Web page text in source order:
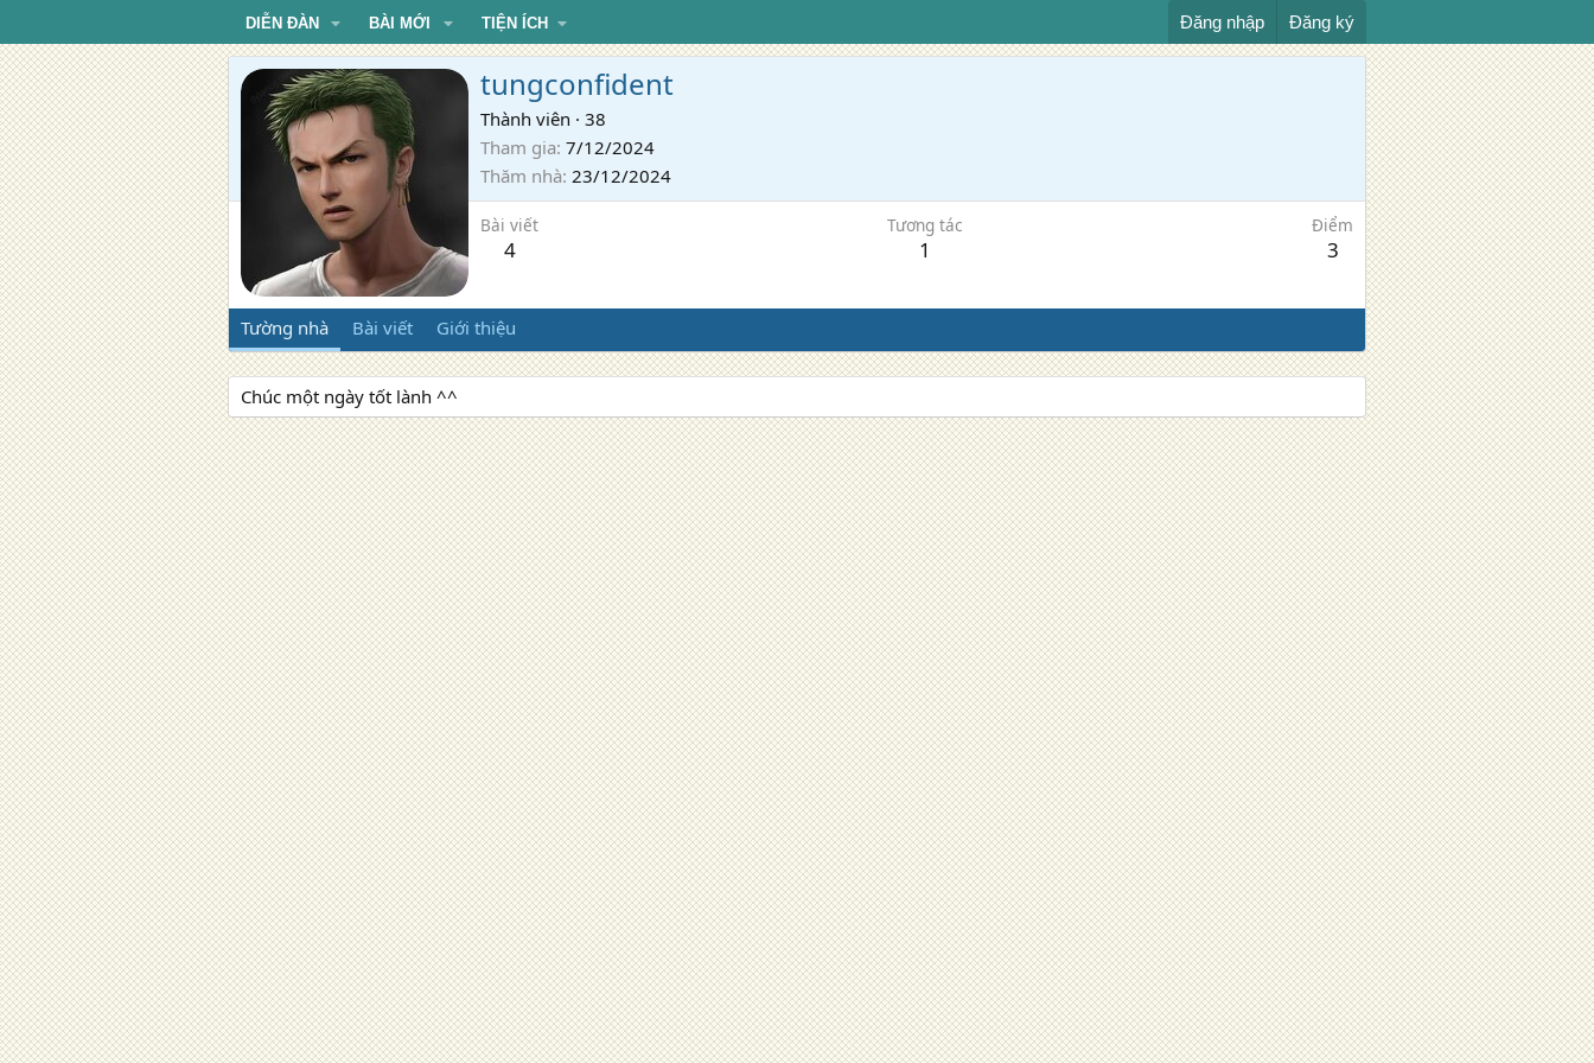
DIỄN ĐÀN BÀI MỚI TIỆN ÍCH Đăng nhập Đăng ký
tungconfident
Thành viên · 38
Tham gia 7/12/2024
Thăm nhà 23/12/2024
Bài viết
4
Tương tác
1
Điểm
3
Tường nhà Bài viết Giới thiệu
Chúc một ngày tốt lành ^^